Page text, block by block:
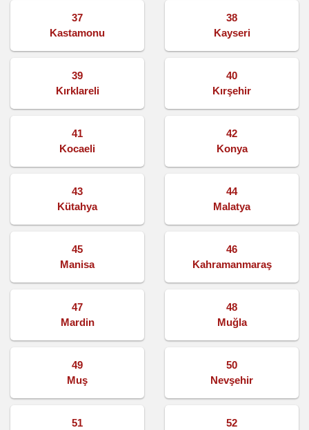
37
Kastamonu
38
Kayseri
39
Kırklareli
40
Kırşehir
41
Kocaeli
42
Konya
43
Kütahya
44
Malatya
45
Manisa
46
Kahramanmaraş
47
Mardin
48
Muğla
49
Muş
50
Nevşehir
51 52